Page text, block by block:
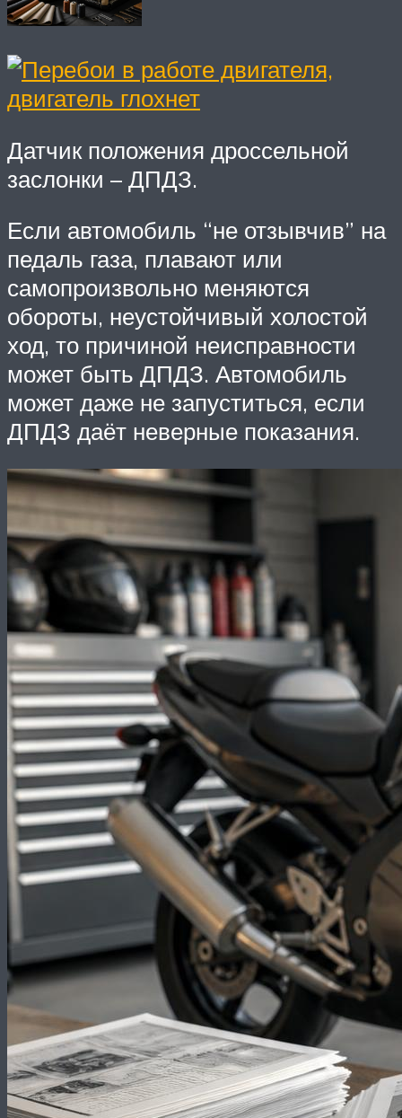
Датчик положения дроссельной
заслонки – ДПДЗ.
Если автомобиль “не отзывчив” на
педаль газа, плавают или
самопроизвольно меняются
обороты, неустойчивый холостой
ход, то причиной неисправности
может быть ДПДЗ. Автомобиль
может даже не запуститься, если
ДПДЗ даёт неверные показания.